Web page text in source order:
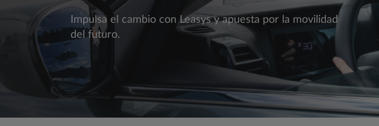
Impulsa el cambio con Leasys y apuesta por la movilidad
del futuro.